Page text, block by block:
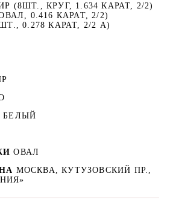
(8ШТ., КРУГ, 1.634 КАРАТ, 2/2)
0.416 КАРАТ, 2/2)
0.278 КАРАТ, 2/2 А)
БЕЛЫЙ
ОВАЛ
МОСКВА, КУТУЗОВСКИЙ ПР.,